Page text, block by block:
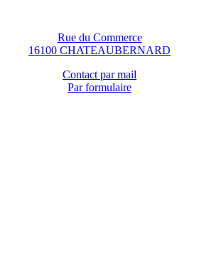
Rue du Commerce
16100 CHATEAUBERNARD
Contact par mail
Par formulaire